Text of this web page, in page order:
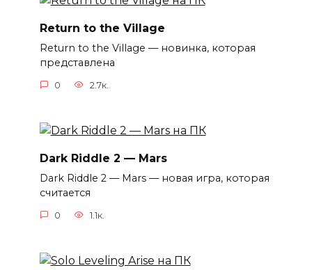
Return to the Village
Return to the Village — новинка, которая
представлена
0 2.7к.
Dark Riddle 2 — Mars
Dark Riddle 2 — Mars — новая игра, которая
считается
0 1.1к.